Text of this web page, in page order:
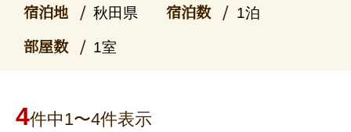
宿泊地 秋田県 宿泊数 1泊
部屋数 1室
4件中1〜4件表示